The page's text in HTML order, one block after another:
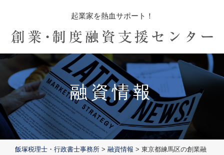
起業家を熱血サポート！
融資情報
飯塚税理士・行政書士事務所 > 融資情報 > 東京都練馬区の創業融